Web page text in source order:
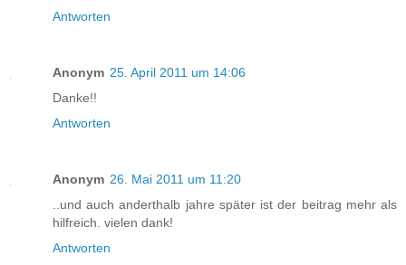
Antworten
Anonym 25. April 2011 um 14:06
Danke!!
Antworten
Anonym 26. Mai 2011 um 11:20
..und auch anderthalb jahre später ist der beitrag mehr als
hilfreich. vielen dank!
Antworten